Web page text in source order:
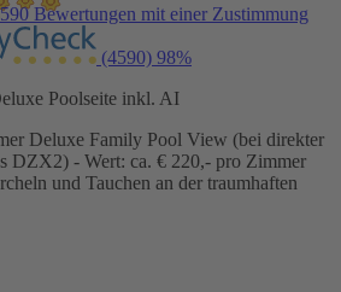
Bewertungen mit einer Zustimmung
(4590) 98%
Poolseite inkl. AI
Deluxe Family Pool View (bei direkter
DZX2) - Wert: ca. € 220,- pro Zimmer
und Tauchen an der traumhaften